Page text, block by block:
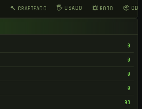
🔨 CRAFTEADO 🖐 USADO 💥 ROTO 📦
0
0
0
0
98